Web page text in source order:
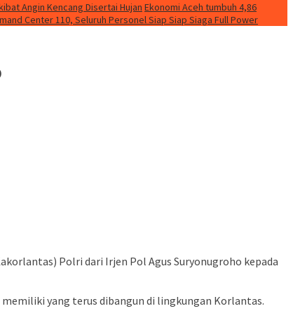
Angin Kencang Disertai Hujan Ekonomi Aceh tumbuh 4,86
Center 110, Seluruh Personel Siap Siap Siaga Full Power
Polri dari Irjen Pol Agus Suryonugroho kepada
yang terus dibangun di lingkungan Korlantas.